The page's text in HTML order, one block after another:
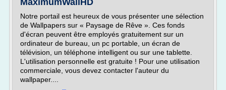
MaximumWallHD
Notre portail est heureux de vous présenter une sélection
de Wallpapers sur « Paysage de Rêve ». Ces fonds
d'écran peuvent être employés gratuitement sur un
ordinateur de bureau, un pc portable, un écran de
télévision, un téléphone intelligent ou sur une tablette.
L'utilisation personnelle est gratuite ! Pour une utilisation
commerciale, vous devez contacter l'auteur du
wallpaper....